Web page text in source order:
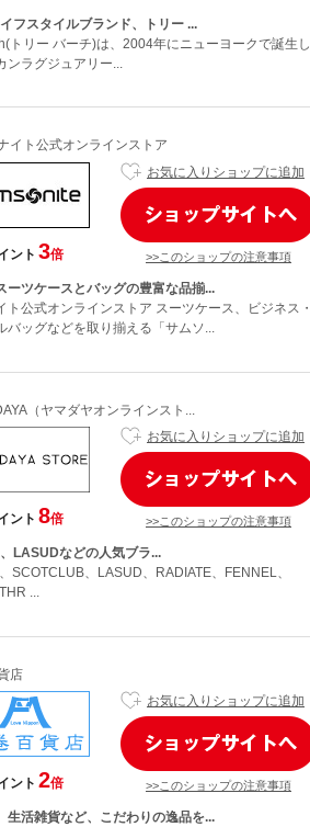
フスタイルブランド、トリー ...
トリー バーチ)は、2004年にニューヨークで誕生し
ンラグジュアリー...
イト公式オンラインストア
ント 3倍
お気に入りショップに追加
>>このショップの注意事項
ーツケースとバッグの豊富な品揃...
ト公式オンラインストア スーツケース、ビジネス・
バッグなどを取り揃える「サムソ...
（ヤマダヤオンラインスト...
ント 8倍
お気に入りショップに追加
>>このショップの注意事項
LASUDなどの人気ブラ...
SCOTCLUB、LASUD、RADIATE、FENNEL、
...
店
ント 2倍
お気に入りショップに追加
>>このショップの注意事項
生活雑貨など、こだわりの逸品を...